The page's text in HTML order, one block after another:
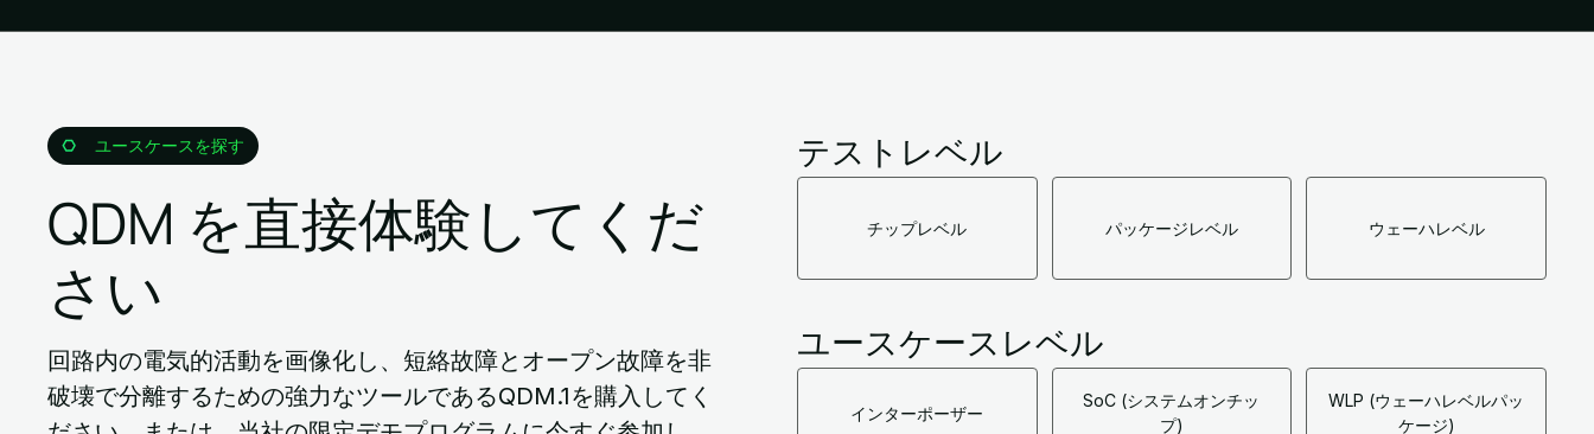
ユースケースを探す
QDM を直接体験してくだ
さい
回路内の電気的活動を画像化し、短絡故障とオープン故障を非
破壊で分離するための強力なツールであるQDM.1を購入してく
テストレベル
チップレベル パッケージレベル ウェーハレベル
ユースケースレベル
インターポーザー
SoC (システムオンチッ
プ)
WLP (ウェーハレベルパッ
ケージ)